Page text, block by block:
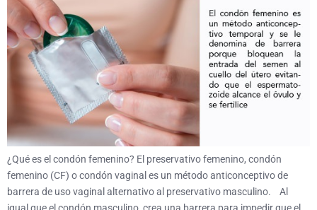
¿Qué es el condón femenino? El preservativo femenino, condón
femenino (CF) o condón vaginal es un método anticonceptivo de
barrera de uso vaginal alternativo al preservativo masculino. Al
igual que el condón masculino, crea una barrera para impedir que el